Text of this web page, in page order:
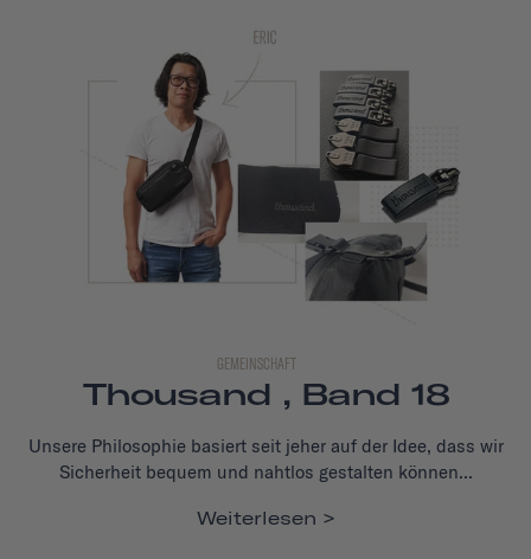
GEMEINSCHAFT
Thousand , Band 18
Unsere Philosophie basiert seit jeher auf der Idee, dass wir
Sicherheit bequem und nahtlos gestalten können...
Weiterlesen